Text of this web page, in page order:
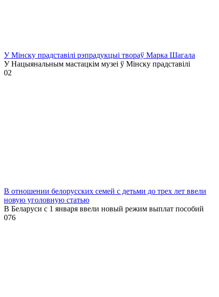
У Мінску прадставілі рэпрадукцыі твораў Марка Шагала
У Нацыянальным мастацкім музеі ў Мінску прадставілі
02
В отношении белорусских семей с детьми до трех лет ввели
новую уголовную статью
В Беларуси с 1 января ввели новый режим выплат пособий
076